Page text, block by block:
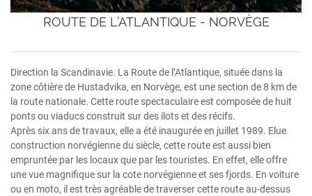
ROUTE DE L’ATLANTIQUE - NORVÈGE
Direction la Scandinavie. La Route de l’Atlantique, située dans la
zone côtière de Hustadvika, en Norvège, est une section de 8 km de
la route nationale. Cette route spectaculaire est composée de huit
ponts ou viaducs construit sur des ilots et des récifs.
Après six ans de travaux, elle a été inaugurée en juillet 1989. Elue
construction norvégienne du siècle, cette route est aussi bien
empruntée par les locaux que par les touristes. En effet, elle offre
une vue magnifique sur la cote norvégienne et ses fjords. En voiture
ou en moto, il est très agréable de traverser cette route au-dessus